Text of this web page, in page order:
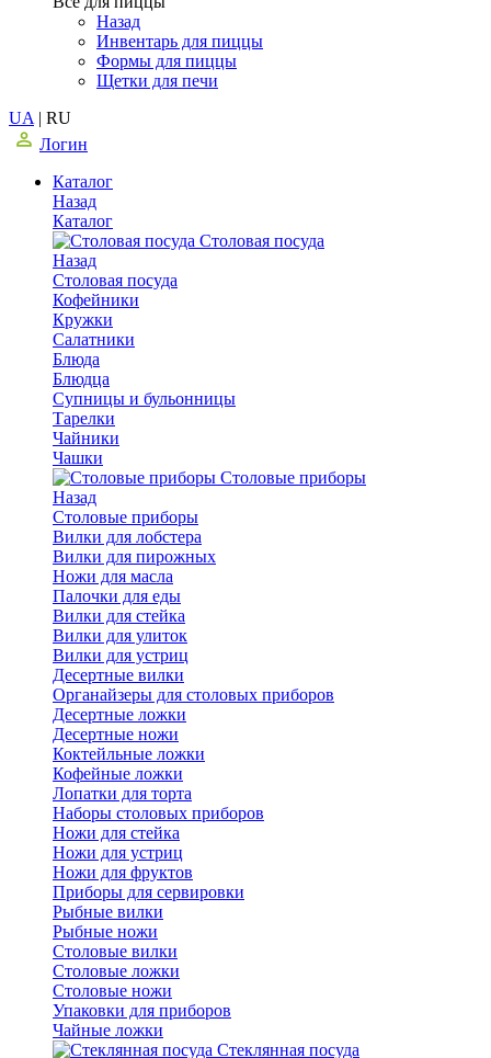
Назад
Инвентарь для пиццы
Формы для пиццы
Щетки для печи
UA | RU
Логин
Каталог
Назад
Каталог
Столовая посуда
Назад
Столовая посуда
Кофейники
Кружки
Салатники
Блюда
Блюдца
Супницы и бульонницы
Тарелки
Чайники
Чашки
Cтоловые приборы
Назад
Cтоловые приборы
Вилки для лобстера
Вилки для пирожных
Ножи для масла
Палочки для еды
Вилки для стейка
Вилки для улиток
Вилки для устриц
Десертные вилки
Органайзеры для столовых приборов
Десертные ложки
Десертные ножи
Коктейльные ложки
Кофейные ложки
Лопатки для торта
Наборы столовых приборов
Ножи для стейка
Ножи для устриц
Ножи для фруктов
Приборы для сервировки
Рыбные вилки
Рыбные ножи
Столовые вилки
Столовые ложки
Столовые ножи
Упаковки для приборов
Чайные ложки
Стеклянная посуда